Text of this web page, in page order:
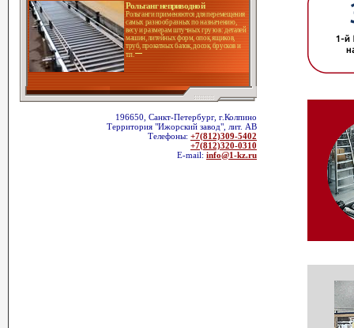
Рольганг неприводной
Рольганги применяются для перемещения
самых разнообразных по назначению,
весу и размерам штучных грузов: деталей
машин, литейных форм, опок, ящиков,
труб, прокатных балок, досок, брусков и
т.п.
196650, Санкт-Петербург, г.Колпино
Территория "Ижорский завод", лит. АВ
Телефоны: +7(812)309-5402
+7(812)320-0310
E-mail: info@1-kz.ru